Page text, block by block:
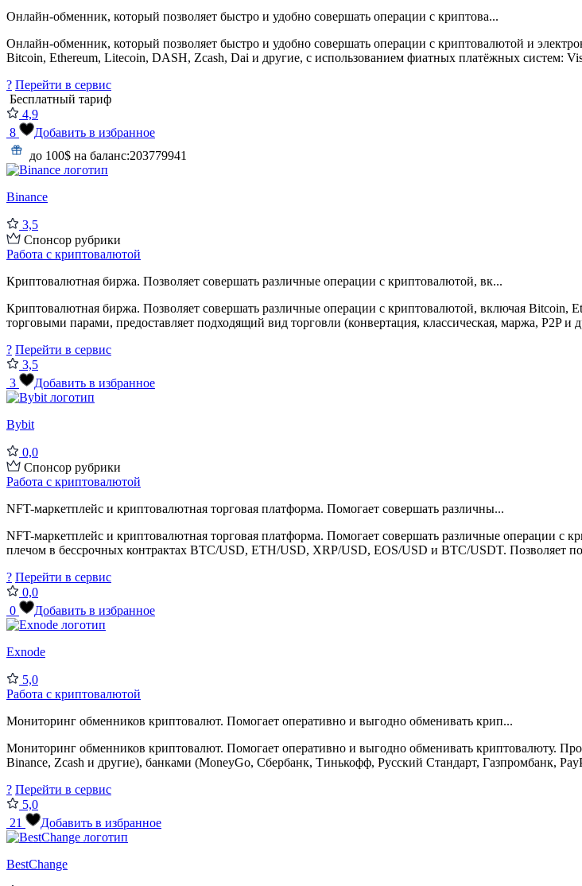
Онлайн-обменник, который позволяет быстро и удобно совершать операции с криптова...
Онлайн-обменник, который позволяет быстро и удобно совершать операции с криптовалютой и
Bitcoin, Ethereum, Litecoin, DASH, Zcash, Dai и другие, с использованием фиатных платёжных систем:
? Перейти в сервис
Бесплатный тариф
4,9
8
Добавить в избранное
до 100$ на баланс:203779941
Binance
3,5
Спонсор рубрики
Работа с криптовалютой
Криптовалютная биржа. Позволяет совершать различные операции с криптовалютой, вк...
Криптовалютная биржа. Позволяет совершать различные операции с криптовалютой, включая
торговыми парами, предоставляет подходящий вид торговли (конвертация, классическая, маржа, P2P и
? Перейти в сервис
3,5
3
Добавить в избранное
Bybit
0,0
Спонсор рубрики
Работа с криптовалютой
NFT-маркетплейс и криптовалютная торговая платформа. Помогает совершать различны...
NFT-маркетплейс и криптовалютная торговая платформа. Помогает совершать различные операции с
плечом в бессрочных контрактах BTC/USD, ETH/USD, XRP/USD, EOS/USD и BTC/USDT. Позволяет
? Перейти в сервис
0,0
0
Добавить в избранное
Exnode
5,0
Работа с криптовалютой
Мониторинг обменников криптовалют. Помогает оперативно и выгодно обменивать крип...
Мониторинг обменников криптовалют. Помогает оперативно и выгодно обменивать криптовалюту.
Binance, Zcash и другие), банками (MoneyGo, Сбербанк, Тинькофф, Русский Стандарт, Газпромбанк,
? Перейти в сервис
5,0
21
Добавить в избранное
BestChange